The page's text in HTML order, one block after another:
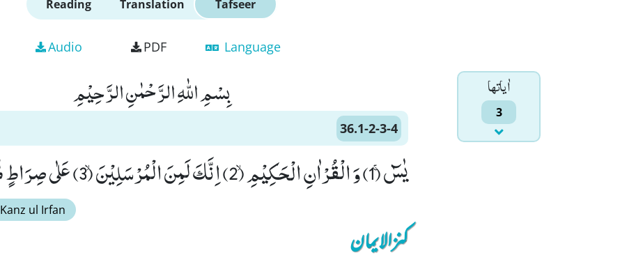
Reading Translation Tafseer
Audio PDF Language
اٰياتها
3
بِسْمِ اللّٰهِ الرَّحْمٰنِ الرَّحِیْمِ
36.1-2-3-4
یٰسٓۚ (1) وَ الْقُرْاٰنِ الْحَكِیْمِۙ (2) اِنَّكَ لَمِنَ الْمُرْسَلِیْنَۙ (3) عَلٰى صِرَاطٍ مُّسْتَقِیْمٍﭤ(4)
Kanz ul Irfan
کنزالایمان